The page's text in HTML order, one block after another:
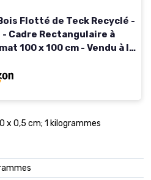
Flotté de Teck Recyclé -
Cadre Rectangulaire à
100 x 100 cm - Vendu à la
x 0,5 cm; 1 kilogrammes